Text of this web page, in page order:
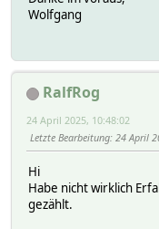
Wolfgang
RalfRog
24 April 2025, 10:48:02
Letzte Bearbeitung: 24 April
Hi
Habe nicht wirklich
gezählt.